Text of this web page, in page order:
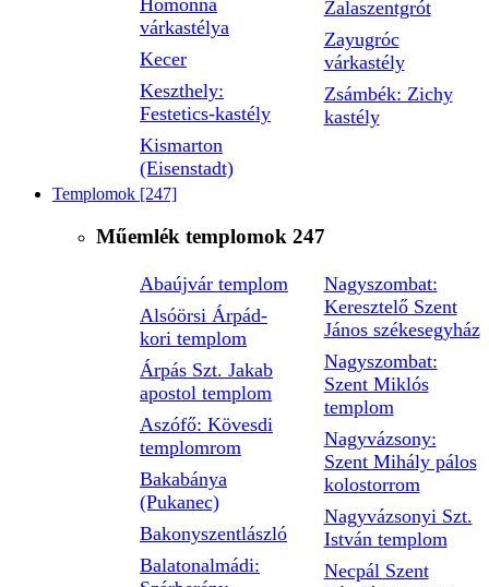
várkastélya
Kecer
Keszthely:
Festetics-kastély
Kismarton
(Eisenstadt)
Zalaszentgrót
Zayugróc
várkastély
Zsámbék: Zichy
kastély
Templomok [247]
Műemlék templomok 247
Abaújvár templom
Alsóörsi Árpád-
kori templom
Árpás Szt. Jakab
apostol templom
Aszófő: Kövesdi
templomrom
Bakabánya
(Pukanec)
Bakonyszentlászló
Balatonalmádi:
Nagyszombat:
Keresztelő Szent
János székesegyház
Nagyszombat:
Szent Miklós
templom
Nagyvázsony:
Szent Mihály pálos
kolostorrom
Nagyvázsonyi Szt.
István templom
Necpál Szent